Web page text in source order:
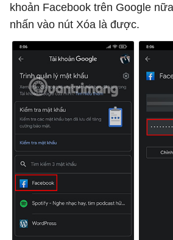
khoản Facebook trên Google
nhấn vào nút Xóa là được.